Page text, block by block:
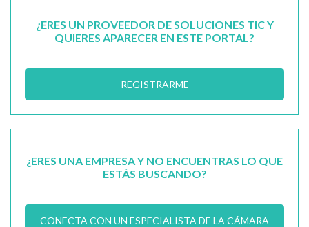
¿ERES UN PROVEEDOR DE SOLUCIONES TIC Y
QUIERES APARECER EN ESTE PORTAL?
REGISTRARME
¿ERES UNA EMPRESA Y NO ENCUENTRAS LO QUE
ESTÁS BUSCANDO?
CONECTA CON UN ESPECIALISTA DE LA CÁMARA